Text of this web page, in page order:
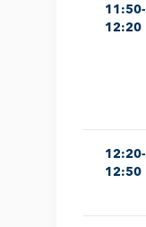
11:50-
12:20
12:20-
12:50